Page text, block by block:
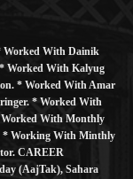
With Dainik
Worked With Kalyug
* Worked With Amar
* Worked With
Worked With Monthly
* Working With Minthly
CAREER
(AajTak), Sahara